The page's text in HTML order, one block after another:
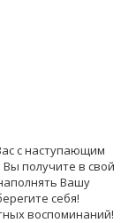
с наступающим
получите в свой
Вашу
себя!
воспоминаний!